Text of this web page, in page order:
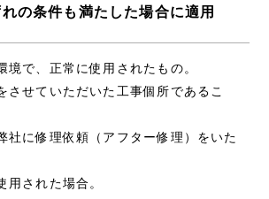
の条件も満たした場合に適用
境で、正常に使用されたもの。
させていただいた工事個所であるこ
社に修理依頼（アフター修理）をいた
用された場合。